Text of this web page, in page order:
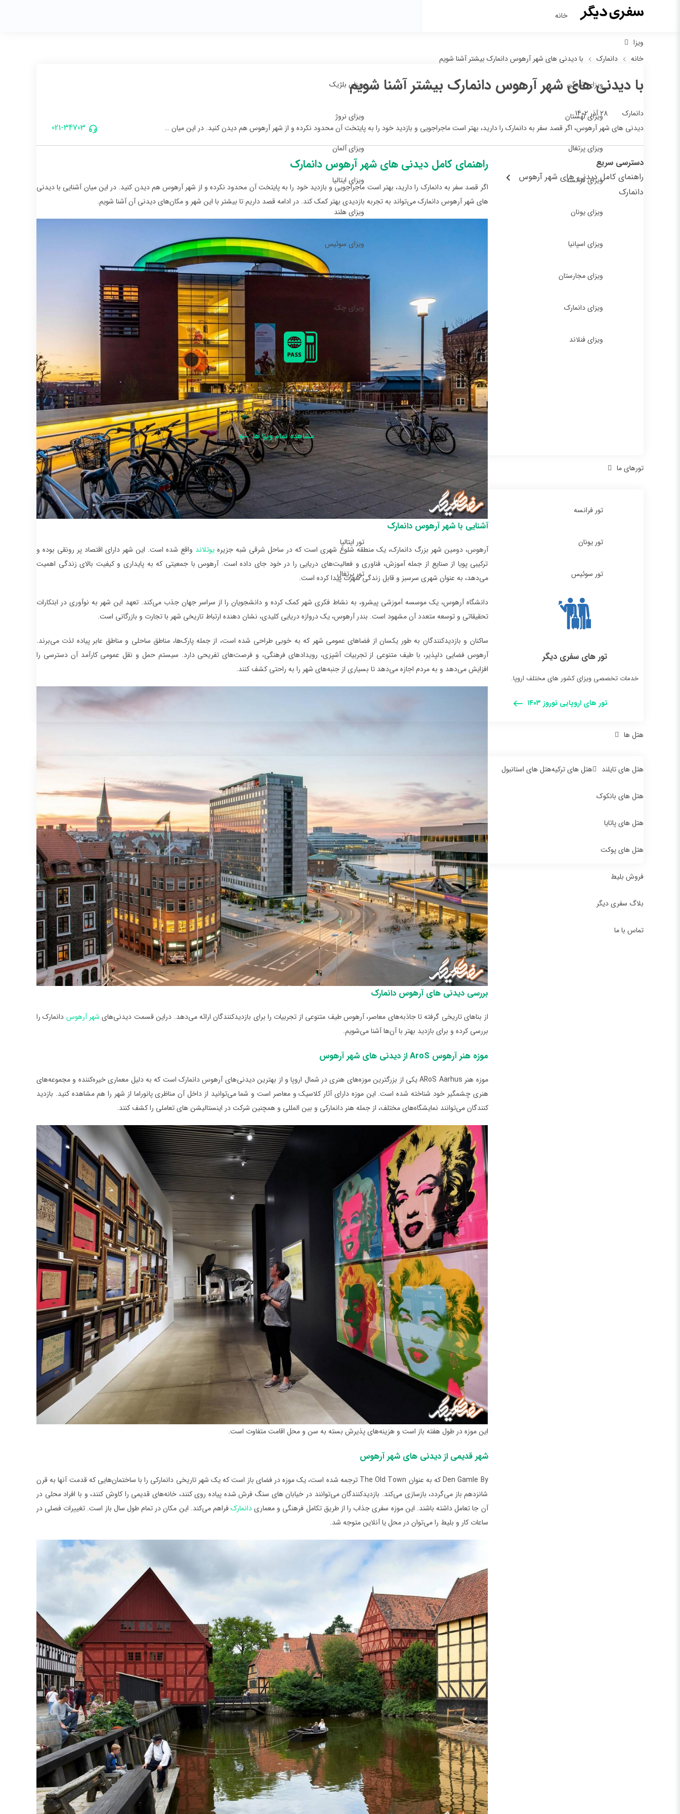
خانه
ویزا
ویزای شینگن ویزای بلژیک
ویزای لهستان ویزای نروژ
ویزای پرتغال ویزای آلمان
ویزای فرانسه ویزای ایتالیا
ویزای یونان ویزای هلند
ویزای اسپانیا ویزای سوئیس
ویزای مجارستان ویزای اتریش
ویزای دانمارک ویزای چک
ویزای فنلاند
خدمات ویزا
خدمات تخصصی ویزای کشور های مختلف اروپا.
مشاهده تمام ویزا ها
تورهای ما
تور فرانسه تور اسپانیا
تور یونان تور ایتالیا
تور سوئیس تور پرتغال
تور های سفری دیگر
خدمات تخصصی ویزای کشور های مختلف اروپا.
تور های اروپایی نوروز ۱۴۰۳
هتل ها
هتل های تایلند
هتل های بانکوک
هتل های پاتایا
هتل های پوکت
هتل های ترکیههتل های استانبول
فروش بلیط
بلاگ سفری دیگر
تماس با ما
خانه دانمارک با دیدنی های شهر آرهوس دانمارک بیشتر آشنا شویم
با دیدنی های شهر آرهوس دانمارک بیشتر آشنا شویم
دانمارک 28 آذر 1402
021-34703 دیدنی های شهر آرهوس، اگر قصد سفر به دانمارک را دارید، بهتر است ماجراجویی و بازدید خود را به پایتخت آن محدود نکرده و از شهر آرهوس هم دیدن کنید. در این میان …
دسترسی سریع
راهنمای کامل دیدنی های شهر آرهوس
دانمارک
راهنمای کامل دیدنی های شهر آرهوس دانمارک
اگر قصد سفر به دانمارک را دارید، بهتر است ماجراجویی و بازدید خود را به پایتخت آن محدود نکرده و از شهر آرهوس هم دیدن کنید. در این میان آشنایی با دیدنی
های شهر آرهوس دانمارک می‌تواند به تجربه بازدیدی بهتر کمک کند. در ادامه قصد داریم تا بیشتر با این شهر و مکان‌های دیدنی آن آشنا شویم.
آشنایی با شهر آرهوس دانمارک
آرهوس، دومین شهر بزرگ دانمارک، یک منطقه شلوغ شهری است که در ساحل شرقی شبه جزیرهیوتلاند واقع شده است. این شهر دارای اقتصاد پر رونقی بوده و
ترکیبی پویا از صنایع از جمله آموزش، فناوری و فعالیت‌های دریایی را در خود جای داده است. آرهوس با جمعیتی که به پایداری و کیفیت بالای زندگی اهمیت
می‌دهد، به عنوان شهری سرسبز و قابل زندگی شهرت پیدا کرده است.
دانشگاه آرهوس، یک موسسه آموزشی پیشرو، به نشاط فکری شهر کمک کرده و دانشجویان را از سراسر جهان جذب می‌کند. تعهد این شهر به نوآوری در ابتکارات
تحقیقاتی و توسعه متعدد آن مشهود است. بندر آرهوس، یک دروازه دریایی کلیدی، نشان دهنده ارتباط تاریخی شهر با تجارت و بازرگانی است.
ساکنان و بازدیدکنندگان به طور یکسان از فضاهای عمومی شهر که به خوبی طراحی شده است، از جمله پارک‌ها، مناطق ساحلی و مناطق عابر پیاده لذت می‌برند.
آرهوس فضایی دلپذیر، با طیف متنوعی از تجربیات آشپزی، رویدادهای فرهنگی، و فرصت‌های تفریحی دارد. سیستم حمل و نقل عمومی کارآمد آن دسترسی را
افزایش می‌دهد و به مردم اجازه می‌دهد تا بسیاری از جنبه‌های شهر را به راحتی کشف کنند.
بررسی دیدنی‌ های آرهوس دانمارک
از بناهای تاریخی گرفته تا جاذبه‌های معاصر، آرهوس طیف متنوعی از تجربیات را برای بازدیدکنندگان ارائه می‌دهد. دراین قسمت دیدنی‌های شهر آرهوس دانمارک را
بررسی کرده و برای بازدید بهتر با آن‌ها آشنا می‌شویم.
موزه هنر آرهوس AroS از دیدنی های شهر آرهوس
موزه هنر ARoS Aarhus یکی از بزرگترین موزه‌های هنری در شمال اروپا و از بهترین دیدنی‌های آرهوس دانمارک است که به دلیل معماری خیره‌کننده و مجموعه‌های
هنری چشمگیر خود شناخته شده است. این موزه دارای آثار کلاسیک و معاصر است و شما می‌توانید از داخل آن مناظری پانوراما از شهر را هم مشاهده کنید. بازدید
کنندگان می‌‌توانند نمایشگاه‌‌های مختلف، از جمله هنر دانمارکی و بین ‌المللی و همچنین شرکت در اینستالیشن ‌های تعاملی را کشف کنند.
این موزه در طول هفته باز است و هزینه‌های پذیرش بسته به سن و محل اقامت متفاوت است.
شهر قدیمی از دیدنی های شهر آرهوس
Den Gamle By که به عنوان The Old Town ترجمه شده است، یک موزه در فضای باز است که یک شهر تاریخی دانمارکی را با ساختمان‌هایی که قدمت آنها به قرن
شانزدهم باز می‌گردد، بازسازی می‌کند. بازدیدکنندگان می‌‌توانند در خیابان ‌های سنگ ‌فرش‌ شده پیاده روی کنند، خانه‌‌های قدیمی را کاوش کنند، و با افراد محلی در
آن جا تعامل داشته باشند. این موزه سفری جذاب را از طریق تکامل فرهنگی و معماریدانمارکفراهم می‌کند. این مکان در تمام طول سال باز است. تغییرات فصلی در
ساعات کار و بلیط را می‌توان در محل یا آنلاین متوجه شد.